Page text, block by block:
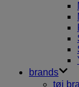
brands
tøj